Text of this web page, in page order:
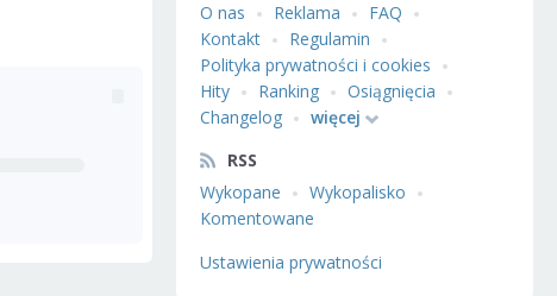
O nas
Reklama
FAQ
Kontakt
Regulamin
Polityka prywatności i cookies
Hity
Ranking
Osiągnięcia
Changelog
więcej
RSS
Wykopane
Wykopalisko
Komentowane
Ustawienia prywatności